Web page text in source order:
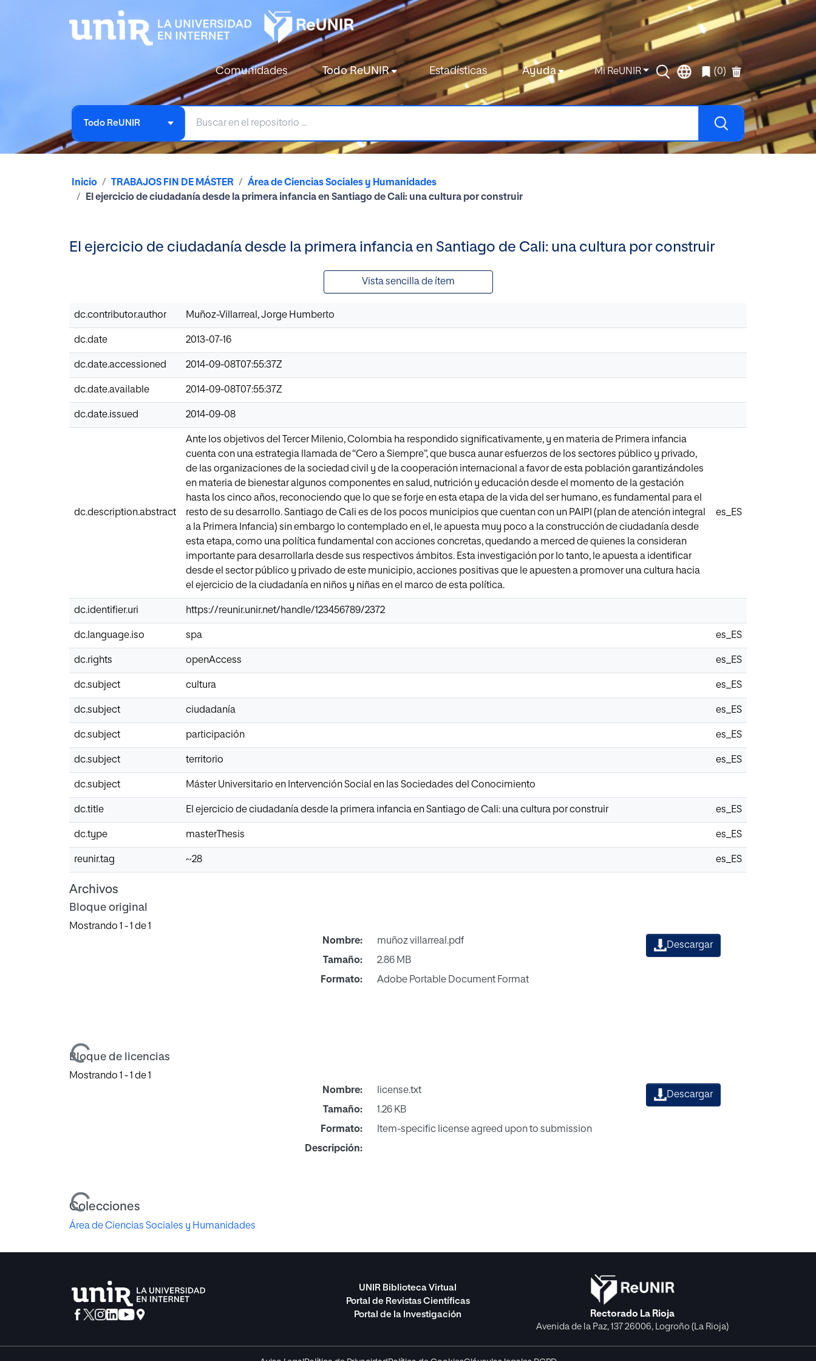
Comunidades Todo ReUNIR Estadísticas Ayuda Mi ReUNIR (0)
Todo ReUNIR
Inicio TRABAJOS FIN DE MÁSTER
Área de Ciencias Sociales y Humanidades
El ejercicio de ciudadanía desde la primera infancia en Santiago de Cali: una cultura por construir
El ejercicio de ciudadanía desde la primera infancia en Santiago de Cali: una cultura por construir
Vista sencilla de ítem
dc.contributor.author Muñoz-Villarreal, Jorge Humberto
dc.date 2013-07-16
dc.date.accessioned 2014-09-08T07:55:37Z
dc.date.available 2014-09-08T07:55:37Z
dc.date.issued 2014-09-08
dc.description.abstract
Ante los objetivos del Tercer Milenio, Colombia ha respondido significativamente, y en materia de Primera infancia
cuenta con una estrategia llamada de “Cero a Siempre”, que busca aunar esfuerzos de los sectores público y privado,
de las organizaciones de la sociedad civil y de la cooperación internacional a favor de esta población garantizándoles
en materia de bienestar algunos componentes en salud, nutrición y educación desde el momento de la gestación
hasta los cinco años, reconociendo que lo que se forje en esta etapa de la vida del ser humano, es fundamental para el
resto de su desarrollo. Santiago de Cali es de los pocos municipios que cuentan con un PAIPI (plan de atención integral
a la Primera Infancia) sin embargo lo contemplado en el, le apuesta muy poco a la construcción de ciudadanía desde
esta etapa, como una política fundamental con acciones concretas, quedando a merced de quienes la consideran
importante para desarrollarla desde sus respectivos ámbitos. Esta investigación por lo tanto, le apuesta a identificar
desde el sector público y privado de este municipio, acciones positivas que le apuesten a promover una cultura hacia
el ejercicio de la ciudadanía en niños y niñas en el marco de esta política.
es_ES
dc.identifier.uri https://reunir.unir.net/handle/123456789/2372
dc.language.iso spa es_ES
dc.rights openAccess es_ES
dc.subject cultura es_ES
dc.subject ciudadanía es_ES
dc.subject participación es_ES
dc.subject territorio es_ES
dc.subject Máster Universitario en Intervención Social en las Sociedades del Conocimiento
dc.title El ejercicio de ciudadanía desde la primera infancia en Santiago de Cali: una cultura por construir es_ES
dc.type masterThesis es_ES
reunir.tag ~28 es_ES
Archivos
Bloque original
Mostrando 1 - 1 de 1
Cargando...
Nombre:
muñoz villarreal.pdf
Tamaño:
2.86 MB
Formato:
Adobe Portable Document Format
Descargar
Bloque de licencias
Mostrando 1 - 1 de 1
Cargando...
Nombre:
license.txt
Tamaño:
1.26 KB
Formato:
Item-specific license agreed upon to submission
Descripción:
Descargar
Colecciones
Área de Ciencias Sociales y Humanidades
UNIR Biblioteca Virtual
Portal de Revistas Científicas
Portal de la Investigación
Rectorado La Rioja
Avenida de la Paz, 137 26006, Logroño (La Rioja)